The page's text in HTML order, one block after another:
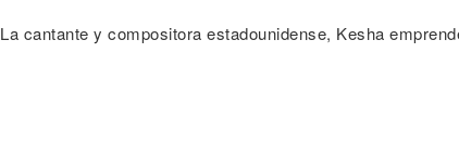
La cantante y compositora estadounidense, Kesha